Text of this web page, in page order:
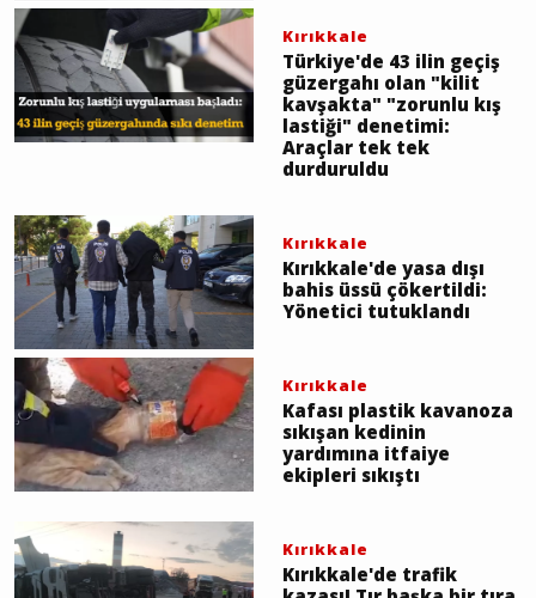
Kırıkkale
Türkiye'de 43 ilin geçiş
güzergahı olan "kilit
kavşakta" "zorunlu kış
lastiği" denetimi:
Araçlar tek tek
durduruldu
Kırıkkale
Kırıkkale'de yasa dışı
bahis üssü çökertildi:
Yönetici tutuklandı
Kırıkkale
Kafası plastik kavanoza
sıkışan kedinin
yardımına itfaiye
ekipleri sıkıştı
Kırıkkale
Kırıkkale'de trafik